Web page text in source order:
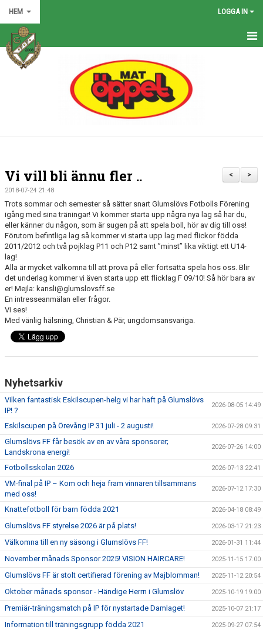
HEM LOGGA IN
HEM
KALENDER
BILDGALLERI
MATCHER
VÅRA LAG
BLI MEDLEM
KLÄDKOLLEKTION
FOTBOLLSSKOLAN 2026
>
<
Vi vill bli ännu fler ..
2018-07-24 21:48
Trots sommar och semester så sätter snart Glumslövs Fotbolls Förening
igång med sina träningar! Vi kommer starta upp några nya lag så har du,
eller känner du någon, som är sugen på att spela boll, hör av dig till oss!
Förutom befintliga lag så kommer vi starta upp lag med flickor födda
2011/2012 och två pojklag P11 och P12 samt ”minst” lika viktigt ett U14-
lag!
Alla är mycket välkomna till att prova på eller fortsätta spela hos oss. Blir
det underlag kommer vi även starta upp ett flicklag F 09/10! Så hör bara av
er! Mejla: kansli@glumslovsff.se
En intresseanmälan eller frågor.
Vi ses!
Med vänlig hälsning, Christian & Pär, ungdomsansvariga.
Nyhetsarkiv
Vilken fantastisk Eskilscupen-helg vi har haft på Glumslövs
IP! ?
2026-08-05 14:49
Eskilscupen på Örevång IP 31 juli - 2 augusti! 2026-07-28 09:31
Glumslövs FF får besök av en av våra sponsorer;
Landskrona energi!
2026-07-26 14:00
Fotbollsskolan 2026 2026-07-13 22:41
VM-final på IP – Kom och heja fram vinnaren tillsammans
med oss!
2026-07-12 17:30
Knattefotboll för barn födda 2021 2026-04-18 08:49
Glumslövs FF styrelse 2026 är på plats! 2026-03-17 21:23
Välkomna till en ny säsong i Glumslövs FF! 2026-01-31 11:44
November månads Sponsor 2025! VISION HAIRCARE! 2025-11-15 17:00
Glumslövs FF är stolt certifierad förening av Majblomman! 2025-11-12 20:54
Oktober månads sponsor - Händige Herrn i Glumslöv 2025-10-19 19:00
Premiär-träningsmatch på IP för nystartade Damlaget! 2025-10-07 21:17
Information till träningsgrupp födda 2021 2025-09-27 07:54